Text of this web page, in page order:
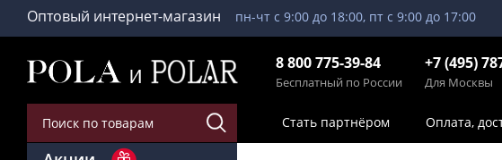
Оптовый интернет-магазин пн-чт с 9:00 до 18:00, пт с 9:00 до 17:00
8 800 775-39-84
Бесплатный по России
+7 (495)
Для Москвы
Стать партнёром Оплата,